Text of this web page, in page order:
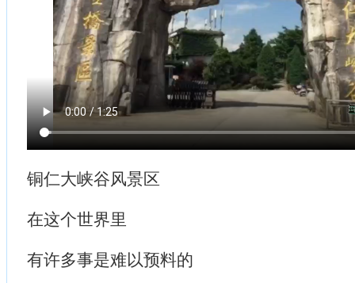
铜仁大峡谷风景区
在这个世界里
有许多事是难以预料的